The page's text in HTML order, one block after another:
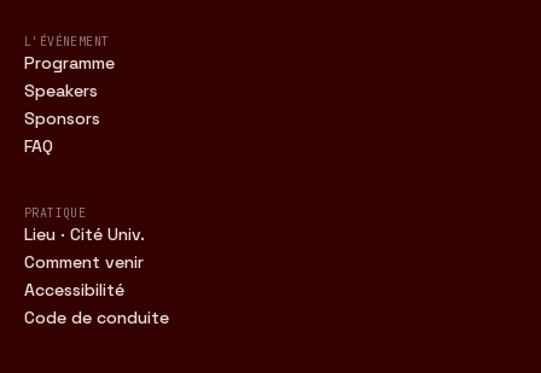
L'ÉVÉNEMENT
Programme
Speakers
Sponsors
FAQ
PRATIQUE
Lieu · Cité Univ.
Comment venir
Accessibilité
Code de conduite